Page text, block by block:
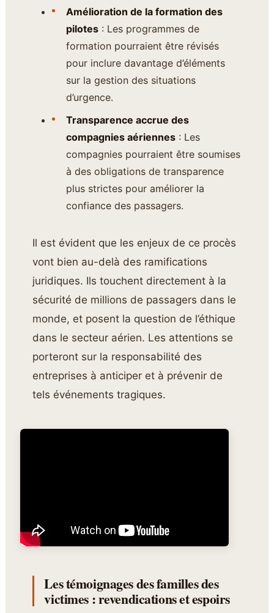
Amélioration de la formation des
pilotes: Les programmes de
formation pourraient être révisés
pour inclure davantage d’éléments
sur la gestion des situations
d’urgence.
Transparence accrue des
compagnies aériennes: Les
compagnies pourraient être soumises
à des obligations de transparence
plus strictes pour améliorer la
confiance des passagers.
Il est évident que les enjeux de ce procès
vont bien au-delà des ramifications
juridiques. Ils touchent directement à la
sécurité de millions de passagers dans le
monde, et posent la question de l’éthique
dans le secteur aérien. Les attentions se
porteront sur la responsabilité des
entreprises à anticiper et à prévenir de
tels événements tragiques.
Les témoignages des familles des
victimes : revendications et espoirs